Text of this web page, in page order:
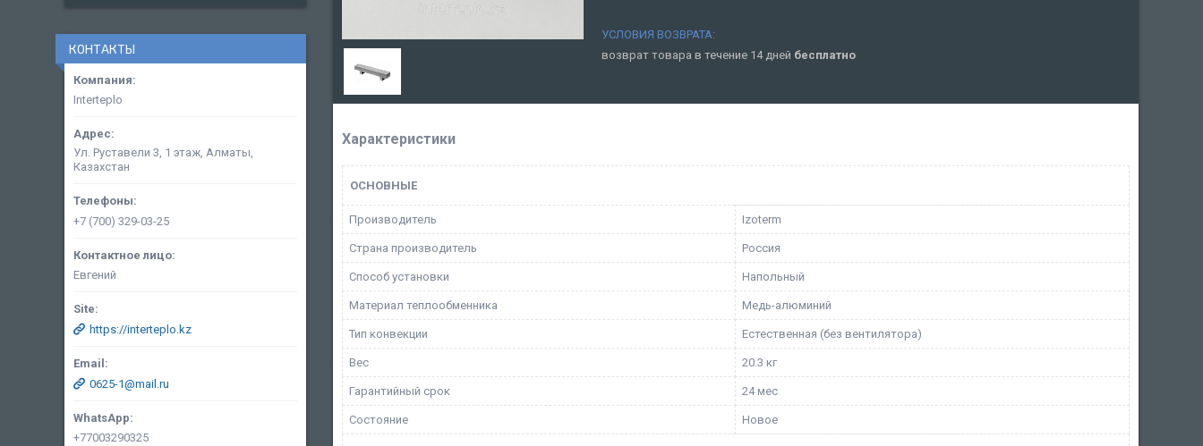
возврат товара в течение 14 дней бесплатно
Характеристики
ОСНОВНЫЕ
Производитель Izoterm
Страна производитель Россия
Способ установки Напольный
Материал теплообменника Медь-алюминий
Тип конвекции Естественная (без вентилятора)
Вес 20.3 кг
Гарантийный срок 24 мес
Состояние Новое
КОНТАКТЫ
Interteplo
Ул. Руставели 3, 1 этаж, Алматы,
Казахстан
+7 (700) 329-03-25
Евгений
https://interteplo.kz
0625-1@mail.ru
+77003290325